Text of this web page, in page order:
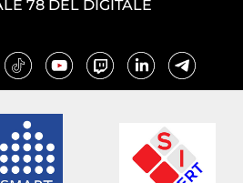
78 DEL DIGITALE